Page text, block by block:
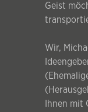
Geist
Wir,
Ihnen mit